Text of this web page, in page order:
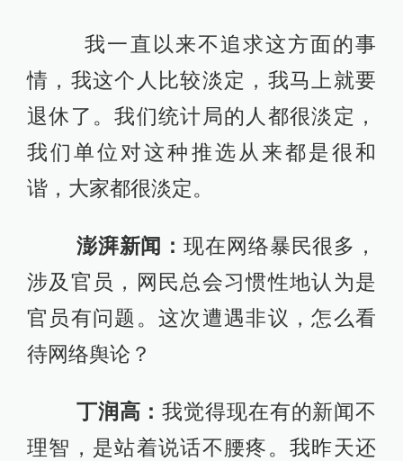
我一直以来不追求这方面的事
情，我这个人比较淡定，我马上就要
退休了。我们统计局的人都很淡定，
我们单位对这种推选从来都是很和
谐，大家都很淡定。
澎湃新闻：现在网络暴民很多，
涉及官员，网民总会习惯性地认为是
官员有问题。这次遭遇非议，怎么看
待网络舆论？
丁润高：我觉得现在有的新闻不
理智，是站着说话不腰疼。我昨天还